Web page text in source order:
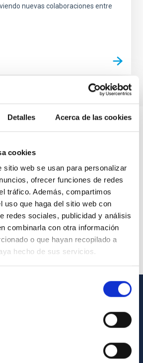
Detalles Acerca de las cookies
cookies
sitio web se usan para personalizar
ofrecer funciones de redes
tráfico. Además, compartimos
uso que haga del sitio web con
redes sociales, publicidad y análisis
combinarla con otra información
o que hayan recopilado a
hecho de sus servicios.
nuevas colaboraciones entre